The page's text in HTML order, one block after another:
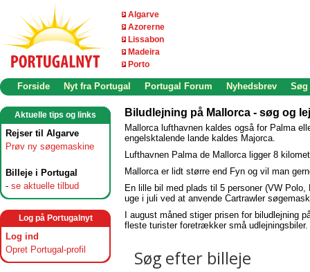
Algarve
Azorerne
Lissabon
Madeira
Porto
Forside Nyt fra Portugal Portugal Forum Nyhedsbrev Søg
Aktuelle tips og links
Rejser til Algarve
Prøv ny søgemaskine
Billeje i Portugal
- se aktuelle tilbud
Log på Portugalnyt
Log ind
Opret Portugal-profil
Biludlejning på Mallorca - søg og
Mallorca lufthavnen kaldes også for Palma
engelsktalende lande kaldes Majorca.
Lufthavnen Palma de Mallorca ligger 8
Mallorca er lidt større end Fyn og vil man
En lille bil med plads til 5 personer (VW
uge i juli ved at anvende Cartrawler
I august måned stiger prisen for biludlejning
fleste turister foretrækker små udlejningsbiler.